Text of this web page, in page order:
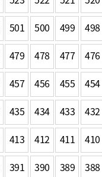
501 500 499 498
479 478 477 476
457 456 455 454
435 434 433 432
413 412 411 410
391 390 389 388